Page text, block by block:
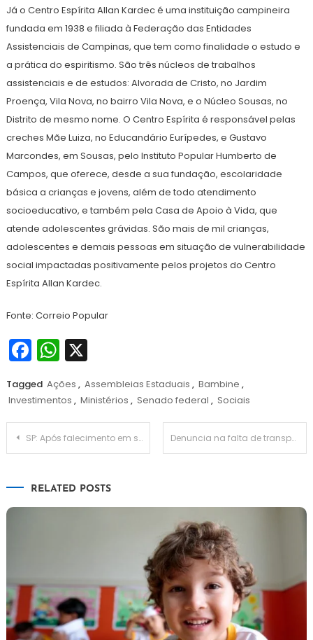
Já o Centro Espírita Allan Kardec é uma instituição campineira
fundada em 1938 e filiada à Federação das Entidades
Assistenciais de Campinas, que tem como finalidade o estudo e
a prática do espiritismo. São três núcleos de trabalhos
assistenciais e de estudos: Alvorada de Cristo, no Jardim
Proença, Vila Nova, no bairro Vila Nova, e o Núcleo Sousas, no
Distrito de mesmo nome. O Centro Espírita é responsável pelas
creches Mãe Luiza, no Educandário Eurípedes, e Gustavo
Marcondes, em Sousas, pelo Instituto Popular Humberto de
Campos, que oferece, desde a sua fundação, escolaridade
básica a crianças e jovens, além de todo atendimento
socioeducativo, e também pela Casa de Apoio à Vida, que
atende adolescentes grávidas. São mais de mil crianças,
adolescentes e demais pessoas em situação de vulnerabilidade
social impactadas positivamente pelos projetos do Centro
Espírita Allan Kardec.
Fonte: Correio Popular
Facebook
WhatsApp
X
Tagged Ações , Assembleias Estaduais , Bambine ,
Investimentos , Ministérios , Senado federal , Sociais
Navegação
SP: Após falecimento em show de Taylor Swift, lei que obriga oferta de água ao público é estudada Denuncia na falta de transparência em licitações e contratos do Detran é conduzida por MPC
RELATED POSTS